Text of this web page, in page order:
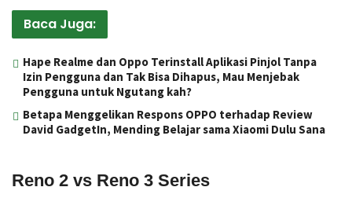
Baca Juga:
Hape Realme dan Oppo Terinstall Aplikasi Pinjol Tanpa
Izin Pengguna dan Tak Bisa Dihapus, Mau Menjebak
Pengguna untuk Ngutang kah?
Betapa Menggelikan Respons OPPO terhadap Review
David GadgetIn, Mending Belajar sama Xiaomi Dulu Sana
Reno 2 vs Reno 3 Series